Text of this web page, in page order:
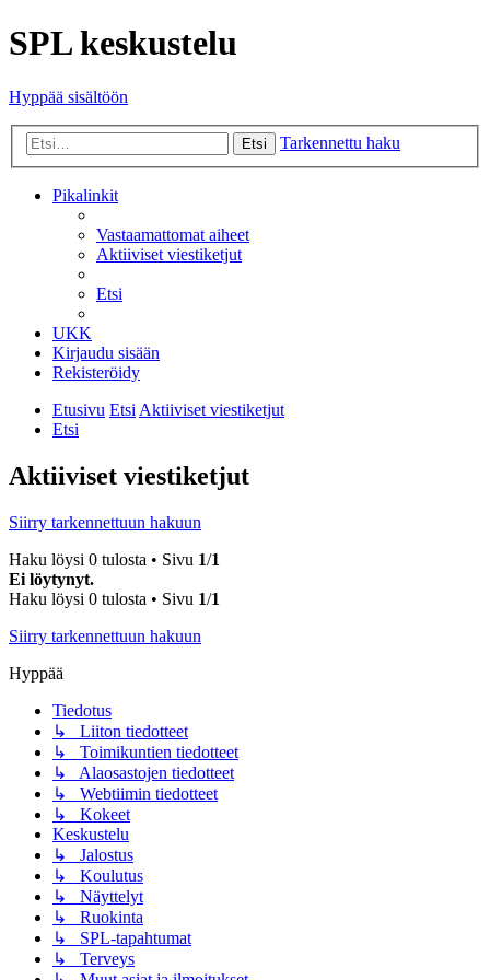
SPL keskustelu
Hyppää sisältöön
Etsi Tarkennettu haku
Pikalinkit
Vastaamattomat aiheet
Aktiiviset viestiketjut
Etsi
UKK
Kirjaudu sisään
Rekisteröidy
Etusivu EtsiAktiiviset viestiketjut
Etsi
Aktiiviset viestiketjut
Siirry tarkennettuun hakuun
Haku löysi 0 tulosta • Sivu 1/1
Ei löytynyt.
Haku löysi 0 tulosta • Sivu 1/1
Siirry tarkennettuun hakuun
Hyppää
Tiedotus
↳ Liiton tiedotteet
↳ Toimikuntien tiedotteet
↳ Alaosastojen tiedotteet
↳ Webtiimin tiedotteet
↳ Kokeet
Keskustelu
↳ Jalostus
↳ Koulutus
↳ Näyttelyt
↳ Ruokinta
↳ SPL-tapahtumat
↳ Terveys